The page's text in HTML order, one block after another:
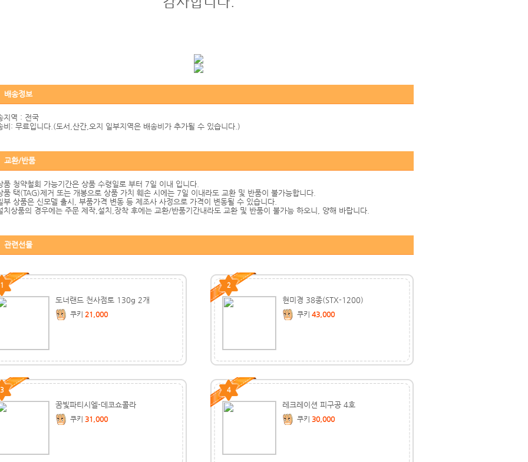
배송정보
지역 : 전국
비: 무료입니다.(도서,산간,오지 일부지역은 배송비가 추가될 수 있습니다.)
교환/반품
품 청약철회 가능기간은 상품 수령일로 부터 7일 이내 입니다.
품 택(TAG)제거 또는 개봉으로 상품 가치 훼손 시에는 7일 이내라도 교환 및 반품이 불가능합니다.
부 상품은 신모델 출시, 부품가격 변동 등 제조사 사정으로 가격이 변동될 수 있습니다.
치상품의 경우에는 주문 제작,설치,장착 후에는 교환/반품기간내라도 교환 및 반품이 불가능 하오니, 양해 바랍니다.
관련선물
1
도너랜드 천사점토 130g 2개
쿠키 21,000
2
현미경 38종(STX-1200)
쿠키 43,000
3
꿈빛파티시엘-데코쇼콜라
쿠키 31,000
4
레크레이션 피구공 4호
쿠키 30,000